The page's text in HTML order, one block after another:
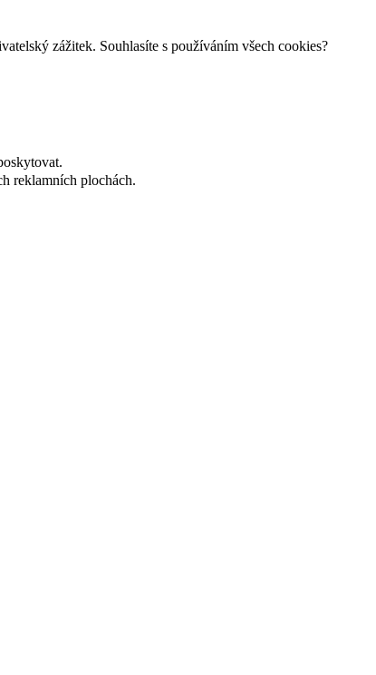
zážitek. Souhlasíte s používáním všech cookies?
reklamních plochách.